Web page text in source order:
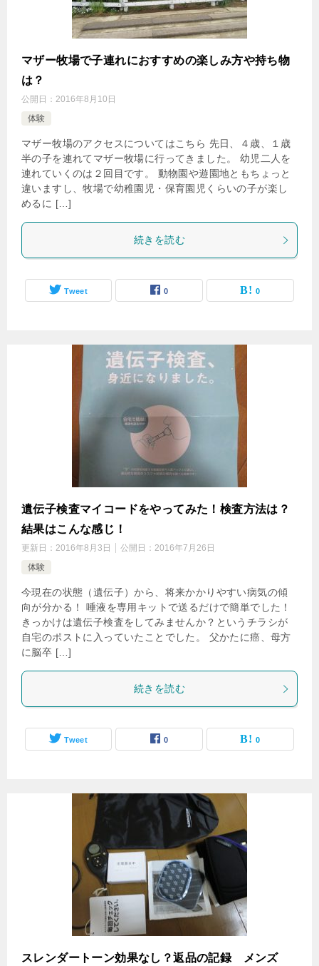
マザー牧場で子連れにおすすめの楽しみ方や持ち物
は？
公開日： 2016年8月10日
体験
マザー牧場のアクセスについてはこちら 先日、４歳、１歳
半の子を連れてマザー牧場に行ってきました。 幼児二人を
連れていくのは２回目です。 動物園や遊園地ともちょっと
違いますし、牧場で幼稚園児・保育園児くらいの子が楽し
めるに […]
続きを読む
Tweet 0 0
遺伝子検査マイコードをやってみた！検査方法は？
結果はこんな感じ！
更新日： 2016年8月3日 公開日： 2016年7月26日
体験
今現在の状態（遺伝子）から、将来かかりやすい病気の傾
向が分かる！ 唾液を専用キットで送るだけで簡単でした！
きっかけは遺伝子検査をしてみませんか？というチラシが
自宅のポストに入っていたことでした。 父かたに癌、母方
に脳卒 […]
続きを読む
Tweet 0 0
スレンダートーン効果なし？返品の記録 メンズ